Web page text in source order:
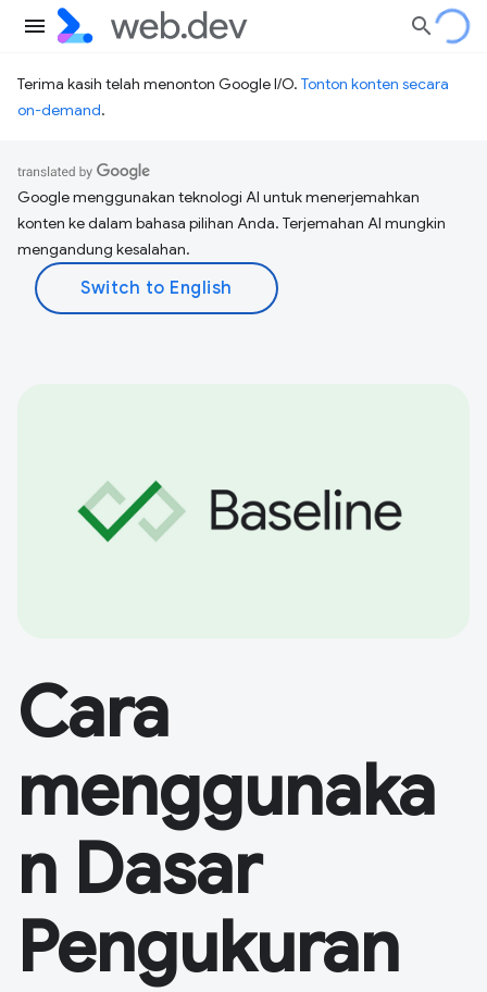
Terima kasih telah menonton Google I/O. Tonton konten secara
on-demand.
Google menggunakan teknologi AI untuk menerjemahkan
konten ke dalam bahasa pilihan Anda. Terjemahan AI mungkin
mengandung kesalahan.
Cara
menggunaka
n Dasar
Pengukuran